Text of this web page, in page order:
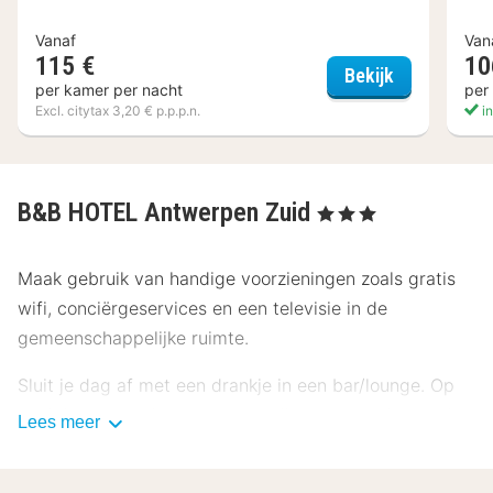
Vanaf
115 €
per kamer per nacht
Excl. citytax 3,20 € p.p.p.n.
Bekijk Hotel Pilar
per
B&B HOTEL Antwerpen Zuid , 3 Sterren
Maak gebruik van handige voorzieningen zoals gratis
wifi, conciërgeservices en een televisie in de
gemeenschappelijke ruimte.
Sluit je dag af met een drankje in een bar/lounge. Op
werkdagen wordt er tegen betaling een continentaal
Lees meer